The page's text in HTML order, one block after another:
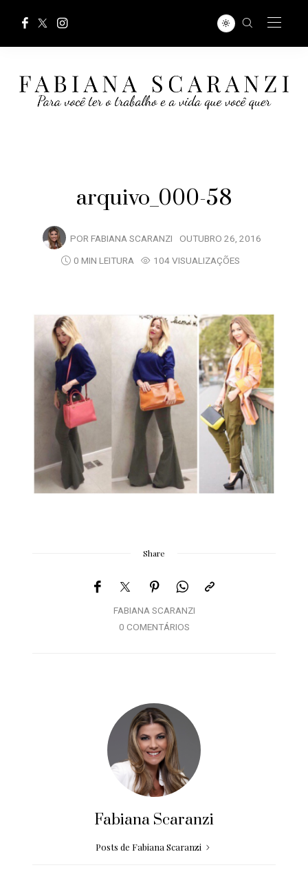
arquivo_000-58
POR FABIANA SCARANZI OUTUBRO 26, 2016
0 MIN LEITURA
104 VISUALIZAÇÕES
Share
FABIANA SCARANZI
0 COMENTÁRIOS
Fabiana Scaranzi
Posts de Fabiana Scaranzi